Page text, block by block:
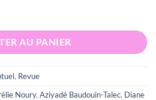
AU PANIER
, Revue
Noury, Aziyadé Baudouin-Talec, Diane